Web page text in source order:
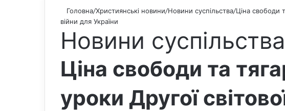
Головна/Християнські новини/Новини суспільства/Ціна свободи
війни для України
Новини суспільства
Ціна свободи та
уроки Другої